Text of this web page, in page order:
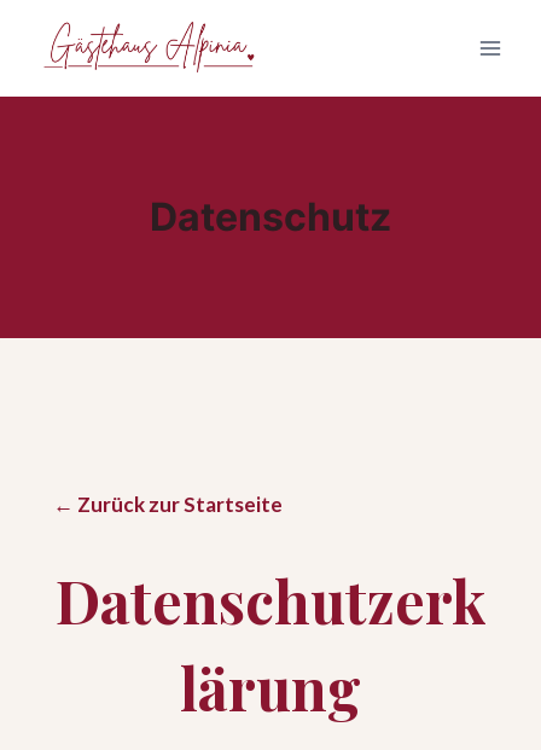
Inhalt
Datenschutz
← Zurück zur Startseite
Datenschutzerk
lärung